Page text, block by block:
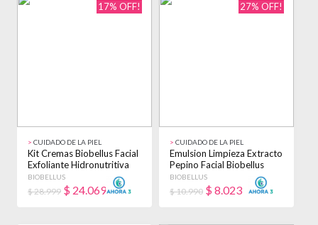
17% OFF!
> CUIDADO DE LA PIEL
Kit Cremas Biobellus Facial
Exfoliante Hidronutritiva
250grs
BIOBELLUS
$ 28.999 $ 24.069
27% OFF!
> CUIDADO DE LA PIEL
Emulsion Limpieza Extracto
Pepino Facial Biobellus
200ml
BIOBELLUS
$ 10.990 $ 8.023